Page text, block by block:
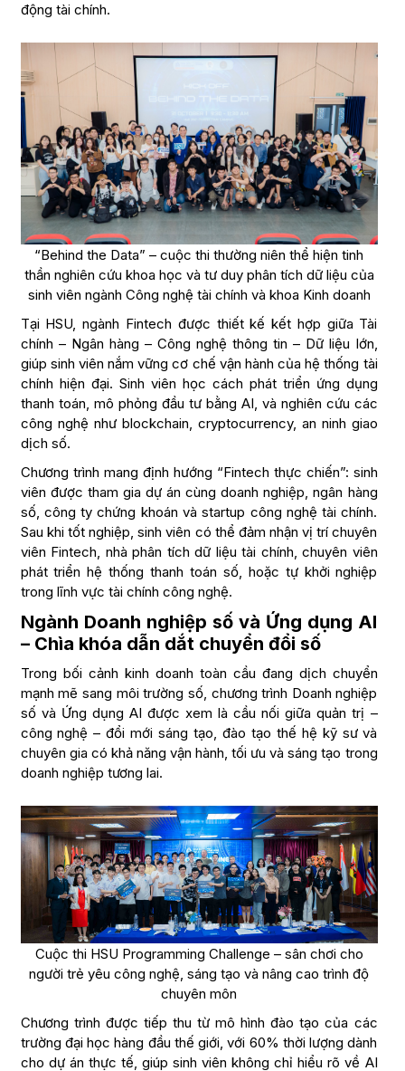
động tài chính.
“Behind the Data” – cuộc thi thường niên thể hiện tinh
thần nghiên cứu khoa học và tư duy phân tích dữ liệu của
sinh viên ngành Công nghệ tài chính và khoa Kinh doanh
Tại HSU, ngành Fintech được thiết kế kết hợp giữa Tài
chính – Ngân hàng – Công nghệ thông tin – Dữ liệu lớn,
giúp sinh viên nắm vững cơ chế vận hành của hệ thống tài
chính hiện đại. Sinh viên học cách phát triển ứng dụng
thanh toán, mô phỏng đầu tư bằng AI, và nghiên cứu các
công nghệ như blockchain, cryptocurrency, an ninh giao
dịch số.
Chương trình mang định hướng “Fintech thực chiến”: sinh
viên được tham gia dự án cùng doanh nghiệp, ngân hàng
số, công ty chứng khoán và startup công nghệ tài chính.
Sau khi tốt nghiệp, sinh viên có thể đảm nhận vị trí chuyên
viên Fintech, nhà phân tích dữ liệu tài chính, chuyên viên
phát triển hệ thống thanh toán số, hoặc tự khởi nghiệp
trong lĩnh vực tài chính công nghệ.
Ngành Doanh nghiệp số và Ứng dụng AI
– Chìa khóa dẫn dắt chuyển đổi số
Trong bối cảnh kinh doanh toàn cầu đang dịch chuyển
mạnh mẽ sang môi trường số, chương trình Doanh nghiệp
số và Ứng dụng AI được xem là cầu nối giữa quản trị –
công nghệ – đổi mới sáng tạo, đào tạo thế hệ kỹ sư và
chuyên gia có khả năng vận hành, tối ưu và sáng tạo trong
doanh nghiệp tương lai.
Cuộc thi HSU Programming Challenge – sân chơi cho
người trẻ yêu công nghệ, sáng tạo và nâng cao trình độ
chuyên môn
Chương trình được tiếp thu từ mô hình đào tạo của các
trường đại học hàng đầu thế giới, với 60% thời lượng dành
cho dự án thực tế, giúp sinh viên không chỉ hiểu rõ về AI